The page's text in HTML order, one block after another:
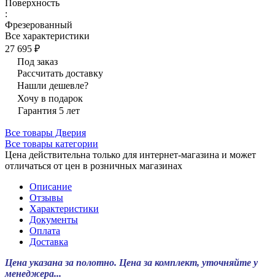
Поверхность
:
Фрезерованный
Все характеристики
27 695 ₽
Под заказ
Рассчитать доставку
Нашли дешевле?
Хочу в подарок
Гарантия 5 лет
Все товары Дверия
Все товары категории
Цена действительна только для интернет-магазина и может
отличаться от цен в розничных магазинах
Описание
Отзывы
Характеристики
Документы
Оплата
Доставка
Цена указана за полотно. Цена за комплект, уточняйте у
менеджера...